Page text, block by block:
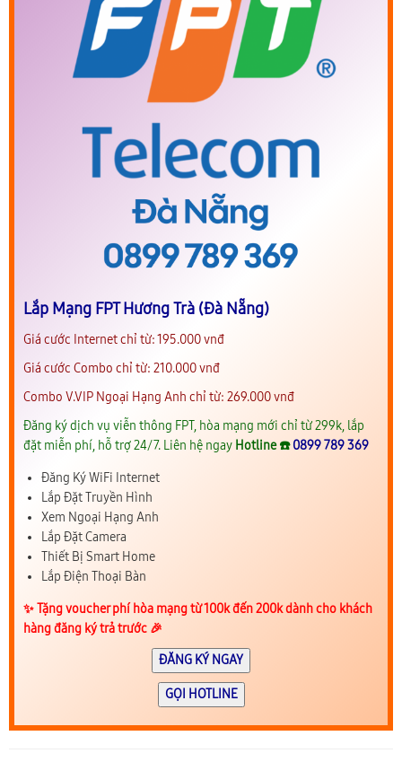
Lắp Mạng FPT Hương Trà (Đà Nẵng)
Giá cước Internet chỉ từ: 195.000 vnđ
Giá cước Combo chỉ từ: 210.000 vnđ
Combo V.VIP Ngoại Hạng Anh chỉ từ: 269.000 vnđ
Đăng ký dịch vụ viễn thông FPT, hòa mạng mới chỉ từ 299k, lắp
đặt miễn phí, hỗ trợ 24/7. Liên hệ ngay Hotline ☎️0899 789 369
Đăng Ký WiFi Internet
Lắp Đặt Truyền Hình
Xem Ngoại Hạng Anh
Lắp Đặt Camera
Thiết Bị Smart Home
Lắp Điện Thoại Bàn
✨️ Tặng voucher phí hòa mạng từ 100k đến 200k dành cho khách
hàng đăng ký trả trước 🎉
ĐĂNG KÝ NGAY
GỌI HOTLINE